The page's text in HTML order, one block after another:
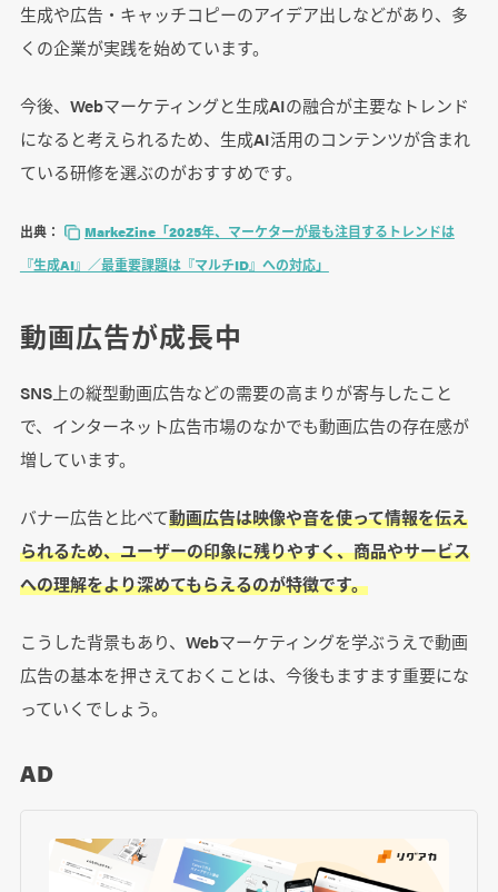
生成や広告・キャッチコピーのアイデア出しなどがあり、多
くの企業が実践を始めています。
今後、Webマーケティングと生成AIの融合が主要なトレンド
になると考えられるため、生成AI活用のコンテンツが含まれ
ている研修を選ぶのがおすすめです。
出典：
MarkeZine「2025年、マーケターが最も注目するトレンドは
『生成AI』／最重要課題は『マルチID』への対応」
動画広告が成長中
SNS上の縦型動画広告などの需要の高まりが寄与したこと
で、インターネット広告市場のなかでも動画広告の存在感が
増しています。
バナー広告と比べて動画広告は映像や音を使って情報を伝え
られるため、ユーザーの印象に残りやすく、商品やサービス
への理解をより深めてもらえるのが特徴です。
こうした背景もあり、Webマーケティングを学ぶうえで動画
広告の基本を押さえておくことは、今後もますます重要にな
っていくでしょう。
AD